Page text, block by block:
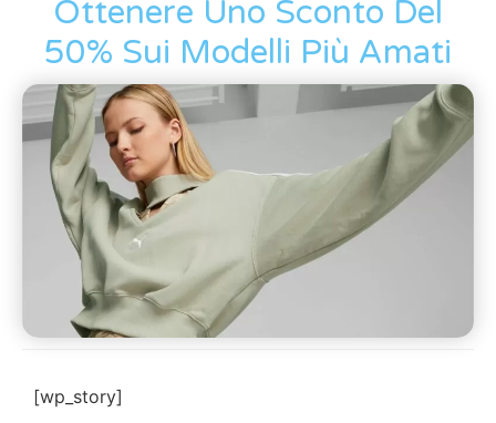
Ottenere Uno Sconto Del
50% Sui Modelli Più Amati
[wp_story]